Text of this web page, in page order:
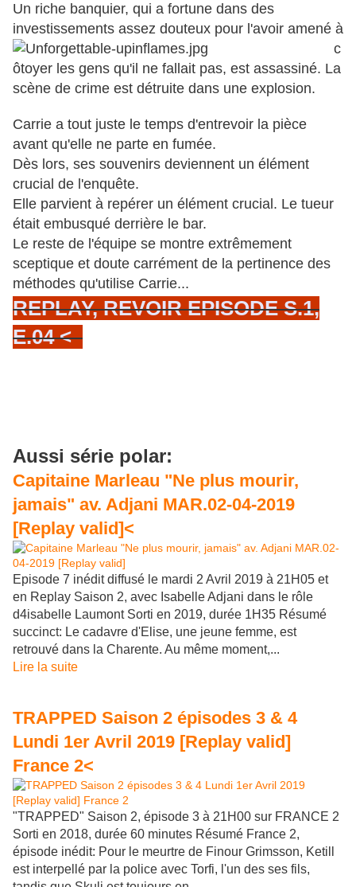
Un riche banquier, qui a fortune dans des
investissements assez douteux pour l'avoir amené à
c
ôtoyer les gens qu'il ne fallait pas, est assassiné. La
scène de crime est détruite dans une explosion.
Carrie a tout juste le temps d'entrevoir la pièce
avant qu'elle ne parte en fumée.
Dès lors, ses souvenirs deviennent un élément
crucial de l'enquête.
Elle parvient à repérer un élément crucial. Le tueur
était embusqué derrière le bar.
Le reste de l'équipe se montre extrêmement
sceptique et doute carrément de la pertinence des
méthodes qu'utilise Carrie...
REPLAY, REVOIR EPISODE S.1,
E.04 <
Aussi série polar:
Capitaine Marleau "Ne plus mourir,
jamais" av. Adjani MAR.02-04-2019
[Replay valid]<
Episode 7 inédit diffusé le mardi 2 Avril 2019 à 21H05 et
en Replay Saison 2, avec Isabelle Adjani dans le rôle
d4isabelle Laumont Sorti en 2019, durée 1H35 Résumé
succinct: Le cadavre d'Elise, une jeune femme, est
retrouvé dans la Charente. Au même moment,...
Lire la suite
TRAPPED Saison 2 épisodes 3 & 4
Lundi 1er Avril 2019 [Replay valid]
France 2<
"TRAPPED" Saison 2, épisode 3 à 21H00 sur FRANCE 2
Sorti en 2018, durée 60 minutes Résumé France 2,
épisode inédit: Pour le meurtre de Finour Grimsson, Ketill
est interpellé par la police avec Torfi, l'un des ses fils,